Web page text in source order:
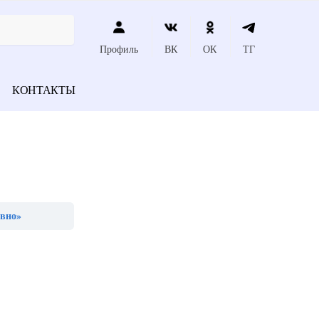
Профиль ВК ОК ТГ
КОНТАКТЫ